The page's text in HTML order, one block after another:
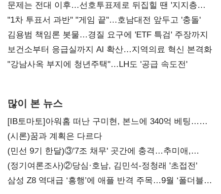
문제는 전대 이후…선호투표제로 뒤집힐 땐 '지지층
불복'
"1차 투표서 과반" "게임 끝"…호남대전 앞두고 '충돌'
김용범 책임론 봇물…경질 요구에 'ETF 특검' 주장까지
보건소부터 응급실까지 AI 확산…지역의료 혁신 본격화
"강남사옥 부지에 청년주택"…LH도 '공급 속도전'
많이 본 뉴스
[IB토마토]아워홈 떠난 구미현, 본느에 340억 베팅…
가족 지배체제 구축
(시론)꿈과 계획은 다르다
(민선 9기 한달)③'7조 채무' 곳간에 충격…추미애,
20년만에 '비상재정' 선언 승부수
(정기여론조사)②당심·호남, 김민석-정청래 '초접전'
삼성 Z8 역대급 ‘흥행’에 애플 반격 주목…9월 ‘폴더블